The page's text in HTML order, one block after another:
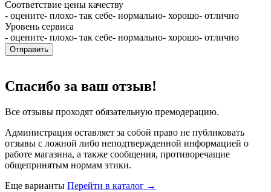
Соответствие цены качеству
- оцените- плохо- так себе- нормально- хорошо- отлично
Уровень сервиса
- оцените- плохо- так себе- нормально- хорошо- отлично
Отправить
Спасибо за ваш отзыв!
Все отзывы проходят обязательную премодерацию.
Администрация оставляет за собой право не публиковать
отзывы с ложной либо неподтвержденной информацией о
работе магазина, а также сообщения, противоречащие
общепринятым нормам этики.
Еще варианты Перейти в каталог →